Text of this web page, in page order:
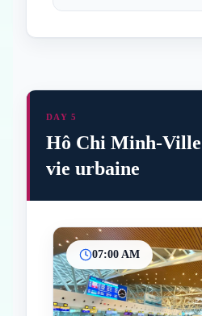
Inicio
DAY 5
Hô Chi Minh-
vie urbaine
07:00 AM